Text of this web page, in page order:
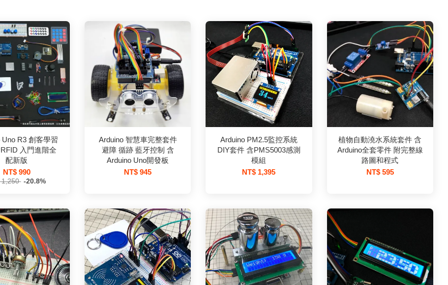
Uno R3 創客學習
入門進階全
配新版
NT$ 990
1,250 -20.8%
Arduino 智慧車完整套件
避障 循跡 藍牙控制 含
Arduino Uno開發板
NT$ 945
Arduino PM2.5監控系統
DIY套件 含PMS5003感測
模組
NT$ 1,395
植物自動澆水系統套件 含
Arduino全套零件 附完整線
路圖和程式
NT$ 595